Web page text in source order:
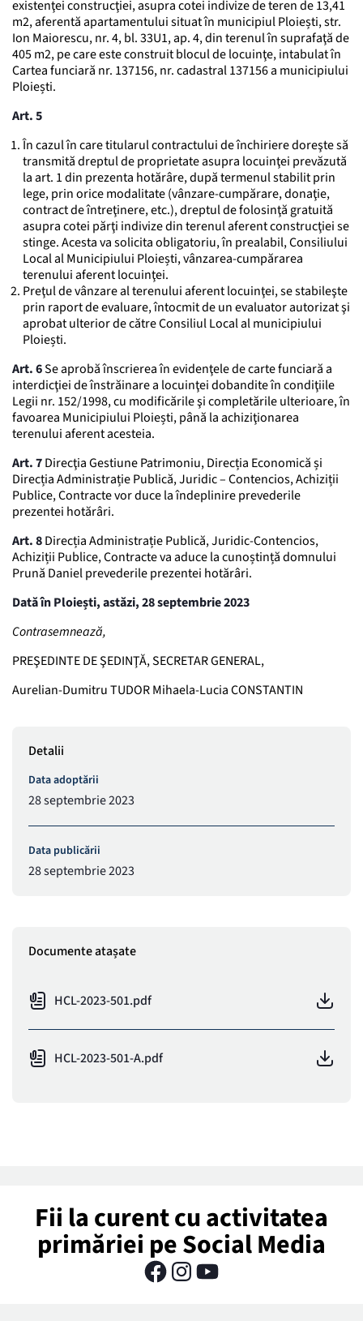
existenţei construcţiei, asupra cotei indivize de teren de 13,41
m2, aferentă apartamentului situat în municipiul Ploiești, str.
Ion Maiorescu, nr. 4, bl. 33U1, ap. 4, din terenul în suprafaţă de
405 m2, pe care este construit blocul de locuinţe, intabulat în
Cartea funciară nr. 137156, nr. cadastral 137156 a municipiului
Ploiești.
Art. 5
În cazul în care titularul contractului de închiriere doreşte să
transmită dreptul de proprietate asupra locuinţei prevăzută
la art. 1 din prezenta hotărâre, după termenul stabilit prin
lege, prin orice modalitate (vânzare-cumpărare, donaţie,
contract de întreţinere, etc.), dreptul de folosinţă gratuită
asupra cotei părţi indivize din terenul aferent construcţiei se
stinge. Acesta va solicita obligatoriu, în prealabil, Consiliului
Local al Municipiului Ploiești, vânzarea-cumpărarea
terenului aferent locuinţei.
Preţul de vânzare al terenului aferent locuinţei, se stabileşte
prin raport de evaluare, întocmit de un evaluator autorizat şi
aprobat ulterior de către Consiliul Local al municipiului
Ploiești.
Art. 6Se aprobă înscrierea în evidenţele de carte funciară a
interdicţiei de înstrăinare a locuinţei dobandite în condiţiile
Legii nr. 152/1998, cu modificările şi completările ulterioare, în
favoarea Municipiului Ploiești, până la achiziţionarea
terenului aferent acesteia.
Art. 7Direcţia Gestiune Patrimoniu, Direcția Economică și
Direcția Administrație Publică, Juridic – Contencios, Achiziții
Publice, Contracte vor duce la îndeplinire prevederile
prezentei hotărâri.
Art. 8Direcția Administrație Publică, Juridic-Contencios,
Achiziții Publice, Contracte va aduce la cunoștință domnului
Prună Daniel prevederile prezentei hotărâri.
Dată în Ploiești, astăzi, 28 septembrie 2023
Contrasemnează,
PREŞEDINTE DE ŞEDINŢĂ, SECRETAR GENERAL,
Aurelian-Dumitru TUDOR Mihaela-Lucia CONSTANTIN
Detalii
Data adoptării
28 septembrie 2023
Data publicării
28 septembrie 2023
Documente atașate
HCL-2023-501.pdf
HCL-2023-501-A.pdf
Fii la curent cu activitatea
primăriei pe Social Media